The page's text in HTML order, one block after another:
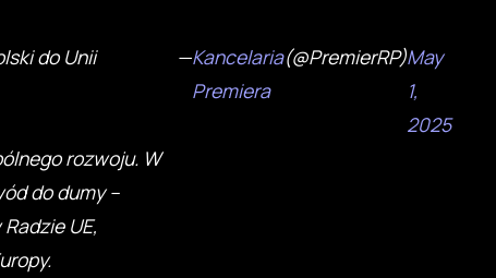
do Unii
rozwoju. W
do dumy –
UE,
—Kancelaria
Premiera
(@PremierRP)May
1,
2025